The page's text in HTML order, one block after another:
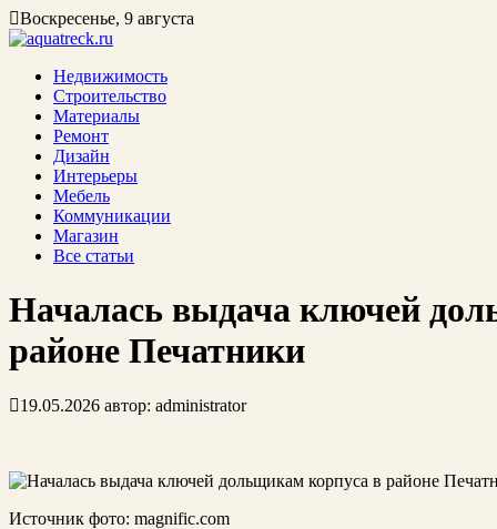
Воскресенье, 9 августа
Недвижимость
Строительство
Материалы
Ремонт
Дизайн
Интерьеры
Мебель
Коммуникации
Магазин
Все статьи
Началась выдача ключей
районе Печатники
19.05.2026 автор: administrator
Источник фото: magnific.com